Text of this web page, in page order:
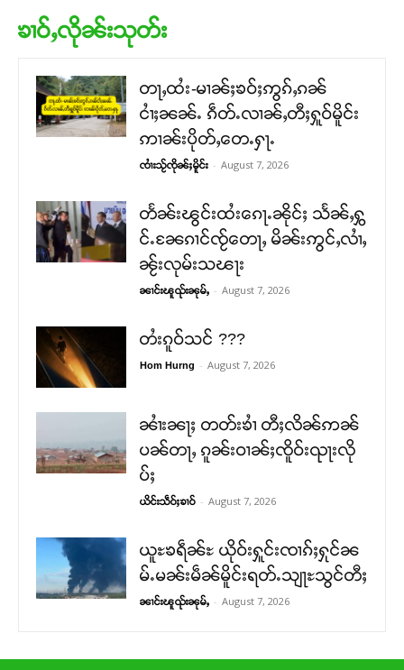
ၶၢဝ်ႇလိုၼ်းသုတ်း
တႃႇထႆး-မၢၼ်ႈၶဝ်ႈဢွၵ်ႇၵၼ်
ငၢႆႈၼၼ်ႉ ၵဵတ်ႉလၢၼ်ႇတီႈႁူဝ်မိူင်း
ဢၢၼ်းပိုတ်ႇတေႉႁႃႉ
ၸၢႆးသႂ်ၸိုၼ်ႈမိူင်း - August 7, 2026
တႅၼ်းၽွင်းထႆးၵေႃႉၼိုင်ႈ သႅၼ်ႇႁွ
င်ႉၼႄၵၢင်ၸႂ်တေႃႇ မိၼ်းဢွင်ႇလၢႆႇ
ၼႂ်းလုမ်းသၽႃး
ၼၢင်းၽူၺ်းၼုမ်ႇ - August 7, 2026
တႆးၵူဝ်သင် ???
Hom Hurng - August 7, 2026
ၼၢႆးၼႃႈ တတ်းၶၢႆ တီႈလိၼ်ဢၼ်
ပၼ်တႃႇ ၵူၼ်းဝၢၼ်ႈၸိူဝ်းၺႃးလို
ပ်ႈ
ယိင်းသဵဝ်ႈၶၢဝ် - August 7, 2026
ယူႊၶရဵၼ်ႊ ယိုဝ်းႁူင်းၸၢၵ်ႈႁုင်ၼ
မ်ႉမၼ်းမဵၼ်မိူင်းရတ်ႉသျႃႊသွင်တီႈ
ၼၢင်းၽူၺ်းၼုမ်ႇ - August 7, 2026